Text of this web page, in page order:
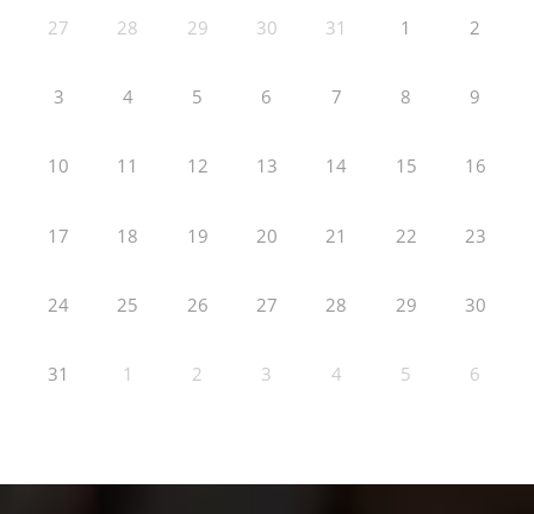
27 28 29 30 31 1 2
3 4 5 6 7 8 9
10 11 12 13 14 15 16
17 18 19 20 21 22 23
24 25 26 27 28 29 30
31 1 2 3 4 5 6